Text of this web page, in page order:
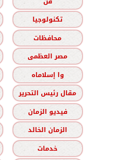
تكنولوجيا
محافظات
مصر العظمى
وا إسلاماه
مقال رئيس التحرير
فيديو الزمان
الزمان الخالد
خدمات